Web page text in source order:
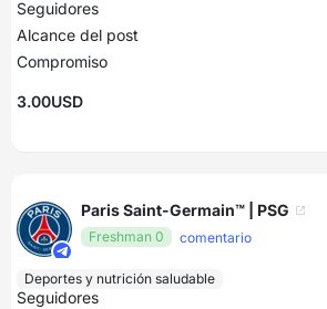
Seguidores
Alcance del post
Compromiso
3.00USD
Paris Saint-Germain™️ | PSG
Freshman 0 comentario
Deportes y nutrición saludable
Seguidores